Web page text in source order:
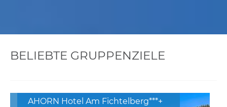
BELIEBTE GRUPPENZIELE
AHORN Hotel Am Fichtelberg***+